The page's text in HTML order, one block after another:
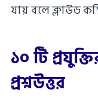
যায় বলে ক্লাউড
১০ টি
প্রশ্ন‌উত্তর